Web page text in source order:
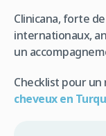
Clinicana, forte
internationaux,
un
Checklist pour
cheveux en